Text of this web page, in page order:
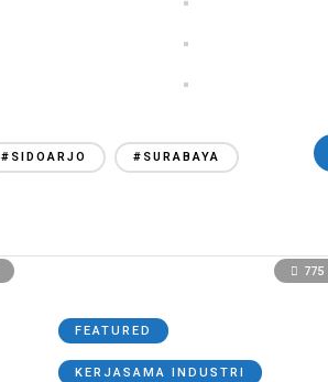
#SIDOARJO #SURABAYA
775
FEATURED
KERJASAMA INDUSTRI